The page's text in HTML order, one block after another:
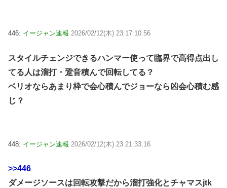
446: イージャン速報 2026/02/12(木) 23:17:10.56
スタイルチェンジできるハンマー使って臨界で高得点出し
てる人は溜打・跫音積んで回転してる？
ベリオならあまり枠で会心積んでジョーなら凶会心積む感
じ？
448: イージャン速報 2026/02/12(木) 23:21:33.16
>>446
ダメージソースは回転攻撃だから溜打強化とチャマスjtk